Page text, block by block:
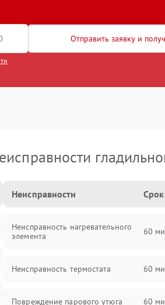
Отправить заявку и
Неисправности Срок
Неисправность нагревательного
элемента
60
Неисправность термостата 60
Повреждение парового утюга 60